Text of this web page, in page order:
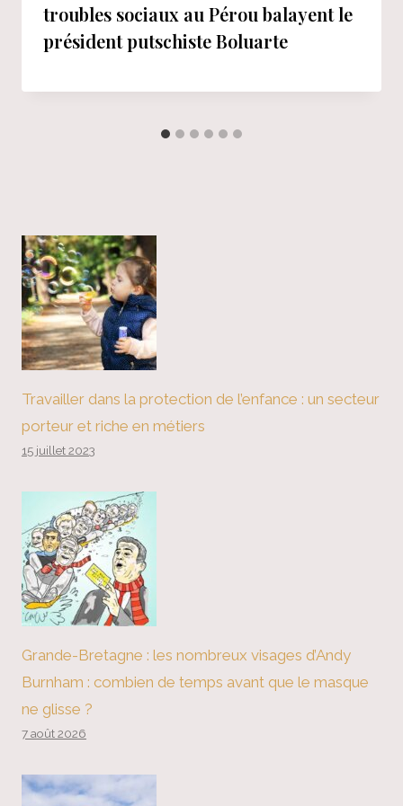
troubles sociaux au Pérou balayent le
président putschiste Boluarte
Travailler dans la protection de l’enfance : un secteur
porteur et riche en métiers
15 juillet 2023
Grande-Bretagne : les nombreux visages d’Andy
Burnham : combien de temps avant que le masque
ne glisse ?
7 août 2026